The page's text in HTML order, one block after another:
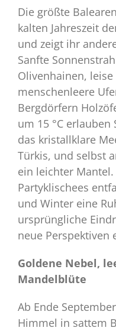
Die größte
kalten Jahreszeit
und zeigt ihr
Sanfte
Olivenhainen,
menschenleere
Bergdörfern
um 15 °C erlauben
das kristallklare
Türkis, und selbst
ein leichter
Partyklischees
und Winter eine
ursprüngliche
neue Perspektiven
Goldene Nebel,
Mandelblüte
Ab Ende
Himmel in sattem